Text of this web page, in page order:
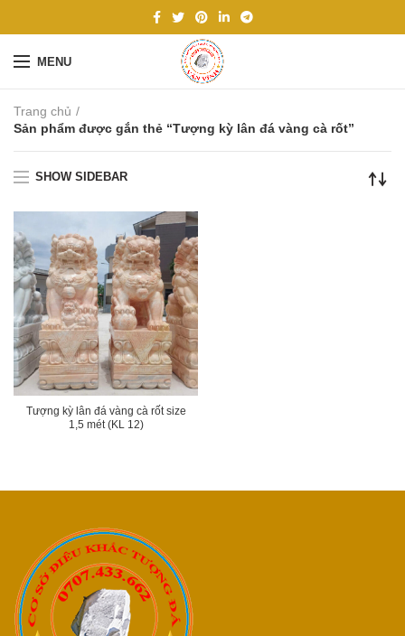
MENU
Trang chủ
Sản phẩm được gắn thẻ “Tượng kỳ lân đá vàng cà rốt”
SHOW SIDEBAR
Tượng kỳ lân đá vàng cà rốt size
1,5 mét (KL 12)